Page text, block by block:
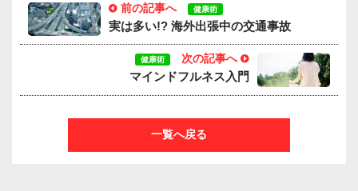
前の記事へ 健康術
実は多い!? 海外出張中の交通事故
健康術 次の記事へ
マインドフルネス入門
一覧へ戻る